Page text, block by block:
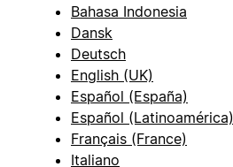
Bahasa Indonesia
Dansk
Deutsch
English (UK)
Español (España)
Español (Latinoamérica)
Français (France)
Italiano